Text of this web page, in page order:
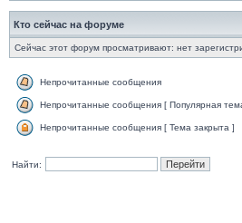
Кто сейчас на форуме
Сейчас этот форум просматривают: нет
Непрочитанные сообщения
Непрочитанные сообщения [ Популярная
Непрочитанные сообщения [ Тема закрыта ]
Найти: